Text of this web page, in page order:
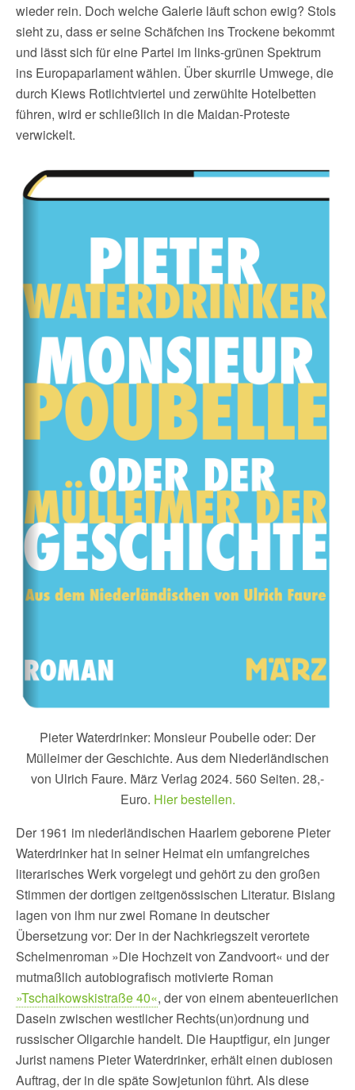
wieder rein. Doch welche Galerie läuft schon ewig? Stols
sieht zu, dass er seine Schäfchen ins Trockene bekommt
und lässt sich für eine Partei im links-grünen Spektrum
ins Europaparlament wählen. Über skurrile Umwege, die
durch Kiews Rotlichtviertel und zerwühlte Hotelbetten
führen, wird er schließlich in die Maidan-Proteste
verwickelt.
Pieter Waterdrinker: Monsieur Poubelle oder: Der
Mülleimer der Geschichte. Aus dem Niederländischen
von Ulrich Faure. März Verlag 2024. 560 Seiten. 28,-
Euro. Hier bestellen.
Der 1961 im niederländischen Haarlem geborene Pieter
Waterdrinker hat in seiner Heimat ein umfangreiches
literarisches Werk vorgelegt und gehört zu den großen
Stimmen der dortigen zeitgenössischen Literatur. Bislang
lagen von ihm nur zwei Romane in deutscher
Übersetzung vor: Der in der Nachkriegszeit verortete
Schelmenroman »Die Hochzeit von Zandvoort« und der
mutmaßlich autobiografisch motivierte Roman
»Tschaikowskistraße 40«, der von einem abenteuerlichen
Dasein zwischen westlicher Rechts(un)ordnung und
russischer Oligarchie handelt. Die Hauptfigur, ein junger
Jurist namens Pieter Waterdrinker, erhält einen dubiosen
Auftrag, der in die späte Sowjetunion führt. Als diese